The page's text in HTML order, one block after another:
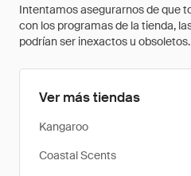
Intentamos asegurarnos de que
con los programas de la tienda,
podrían ser inexactos u
Ver más tiendas
Kangaroo
Coastal Scents